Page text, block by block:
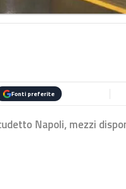
Fonti preferite
Napoli, mezzi